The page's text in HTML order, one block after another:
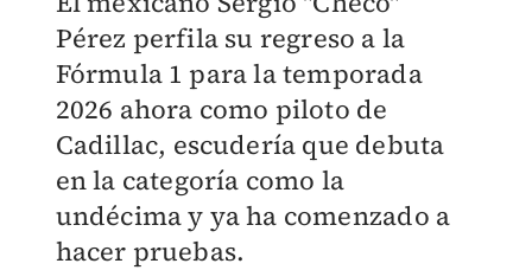
Pérez perfila su regreso a la
Fórmula 1 para la temporada
2026 ahora como piloto de
Cadillac, escudería que debuta
en la categoría como la
undécima y ya ha comenzado a
hacer pruebas.